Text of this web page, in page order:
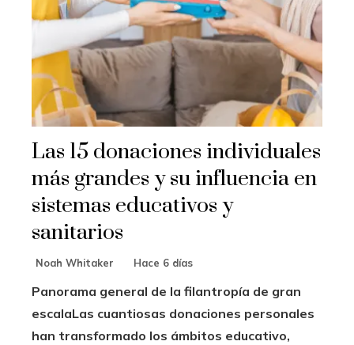
Las 15 donaciones individuales
más grandes y su influencia en
sistemas educativos y
sanitarios
Noah Whitaker Hace 6 días
Panorama general de la filantropía de gran
escalaLas cuantiosas donaciones personales
han transformado los ámbitos educativo,